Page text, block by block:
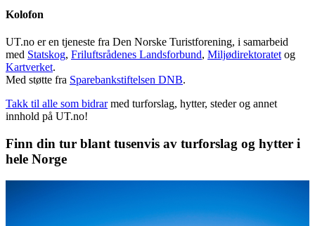
Kolofon
UT.no er en tjeneste fra Den Norske Turistforening, i samarbeid
med Statskog, Friluftsrådenes Landsforbund, Miljødirektoratet og
Kartverket.
Med støtte fra Sparebankstiftelsen DNB.
Takk til alle som bidrar med turforslag, hytter, steder og annet
innhold på UT.no!
Finn din tur blant tusenvis av turforslag og hytter i
hele Norge